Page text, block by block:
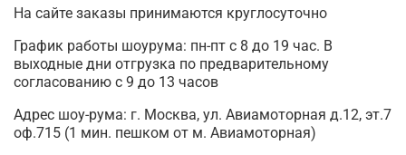
На сайте заказы принимаются круглосуточно
График работы шоурума: пн-пт с 8 до 19 час. В
выходные дни отгрузка по предварительному
согласованию с 9 до 13 часов
Адрес шоу-рума: г. Москва, ул. Авиамоторная д.12, эт.7
оф.715 (1 мин. пешком от м. Авиамоторная)